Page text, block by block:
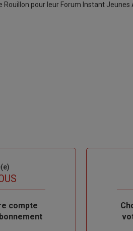
pour leur Forum Instant Jeunes
compte